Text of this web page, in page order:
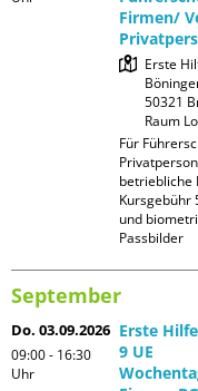
Firmen/
Erste
50321
Raum
Für
betriebliche
Kursgebühr
und
Passbilder
September
Do. 03.09.2026
09:00 - 16:30
Uhr
Erste
9 UE